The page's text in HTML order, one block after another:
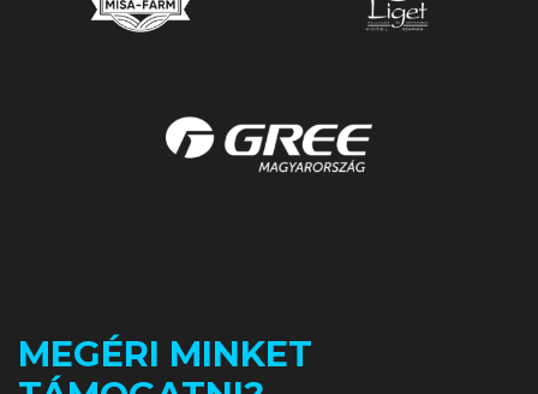
MEGÉRI MINKET